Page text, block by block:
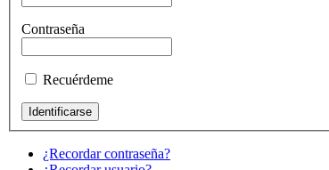
Contraseña
Recuérdeme
¿Recordar contraseña?